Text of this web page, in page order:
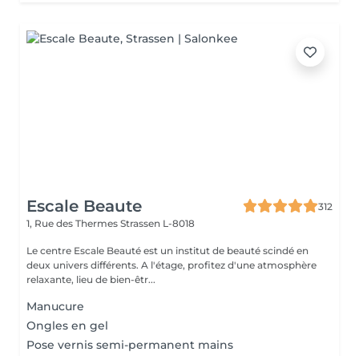
Escale Beaute
312
1, Rue des Thermes Strassen L-8018
Le centre Escale Beauté est un institut de beauté scindé en
deux univers différents. A l'étage, profitez d'une atmosphère
relaxante, lieu de bien-êtr...
Manucure
Ongles en gel
Pose vernis semi-permanent mains